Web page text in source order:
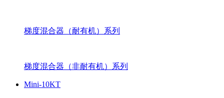
梯度混合器（耐有机）系列
梯度混合器（非耐有机）系列
Mini-10KT